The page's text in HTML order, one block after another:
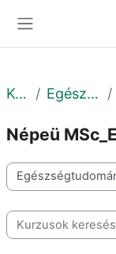
Kurzusok Egészségtudományi Kar
Népeü
Kurzuskategóriák
Kurzusok keresése